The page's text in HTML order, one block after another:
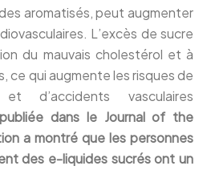
aromatisés, peut augmenter
L’excès de sucre
du mauvais cholestérol et à
ce qui augmente les risques de
d’accidents vasculaires
dans le Journal of the
a montré que les personnes
des e-liquides sucrés ont un